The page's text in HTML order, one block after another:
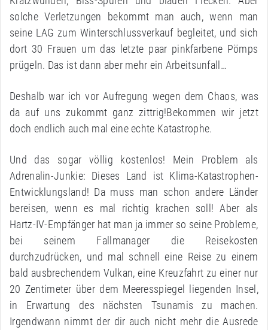
solche Verletzungen bekommt man auch, wenn man
seine LAG zum Winterschlussverkauf begleitet, und sich
dort 30 Frauen um das letzte paar pinkfarbene Pömps
prügeln. Das ist dann aber mehr ein Arbeitsunfall…
Deshalb war ich vor Aufregung wegen dem Chaos, was
da auf uns zukommt ganz zittrig!Bekommen wir jetzt
doch endlich auch mal eine echte Katastrophe.
Und das sogar völlig kostenlos! Mein Problem als
Adrenalin-Junkie: Dieses Land ist Klima-Katastrophen-
Entwicklungsland! Da muss man schon andere Länder
bereisen, wenn es mal richtig krachen soll! Aber als
Hartz-IV-Empfänger hat man ja immer so seine Probleme,
bei seinem Fallmanager die Reisekosten
durchzudrücken, und mal schnell eine Reise zu einem
bald ausbrechendem Vulkan, eine Kreuzfahrt zu einer nur
20 Zentimeter über dem Meeresspiegel liegenden Insel,
in Erwartung des nächsten Tsunamis zu machen.
Irgendwann nimmt der dir auch nicht mehr die Ausrede